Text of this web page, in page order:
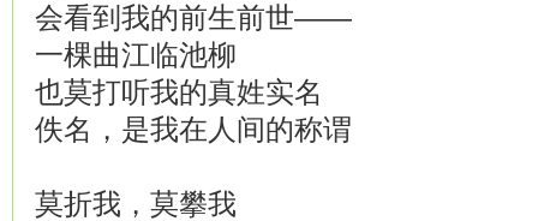
会看到我的前生前世——
一棵曲江临池柳
也莫打听我的真姓实名
佚名，是我在人间的称谓
莫折我，莫攀我